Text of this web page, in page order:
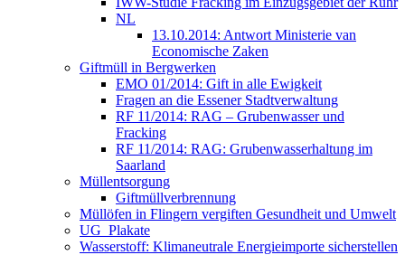
NL
13.10.2014: Antwort Ministerie van
Economische Zaken
Giftmüll in Bergwerken
EMO 01/2014: Gift in alle Ewigkeit
Fragen an die Essener Stadtverwaltung
RF 11/2014: RAG – Grubenwasser und
Fracking
RF 11/2014: RAG: Grubenwasserhaltung im
Saarland
Müllentsorgung
Giftmüllverbrennung
Müllöfen in Flingern vergiften Gesundheit und Umwelt
UG_Plakate
Wasserstoff: Klimaneutrale Energieimporte sicherstellen